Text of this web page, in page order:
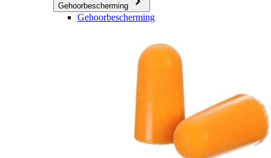
Gehoorbescherming
Gehoorbescherming